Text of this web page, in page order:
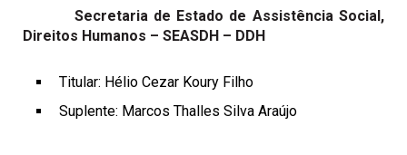
Secretaria de Estado de Assistência Social,
Direitos Humanos – SEASDH – DDH
Titular: Hélio Cezar Koury Filho
Suplente: Marcos Thalles Silva Araújo